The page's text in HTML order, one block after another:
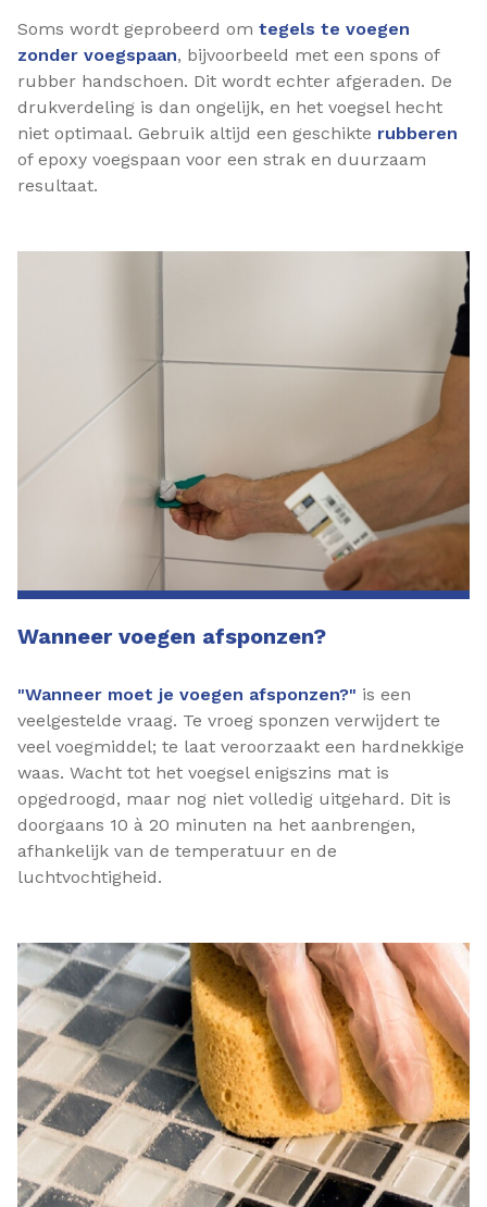
Soms wordt geprobeerd om tegels te voegen
zonder voegspaan, bijvoorbeeld met een spons of
rubber handschoen. Dit wordt echter afgeraden. De
drukverdeling is dan ongelijk, en het voegsel hecht
niet optimaal. Gebruik altijd een geschikte rubberen
of epoxy voegspaan voor een strak en duurzaam
resultaat.
Wanneer voegen afsponzen?
"Wanneer moet je voegen afsponzen?" is een
veelgestelde vraag. Te vroeg sponzen verwijdert te
veel voegmiddel; te laat veroorzaakt een hardnekkige
waas. Wacht tot het voegsel enigszins mat is
opgedroogd, maar nog niet volledig uitgehard. Dit is
doorgaans 10 à 20 minuten na het aanbrengen,
afhankelijk van de temperatuur en de
luchtvochtigheid.